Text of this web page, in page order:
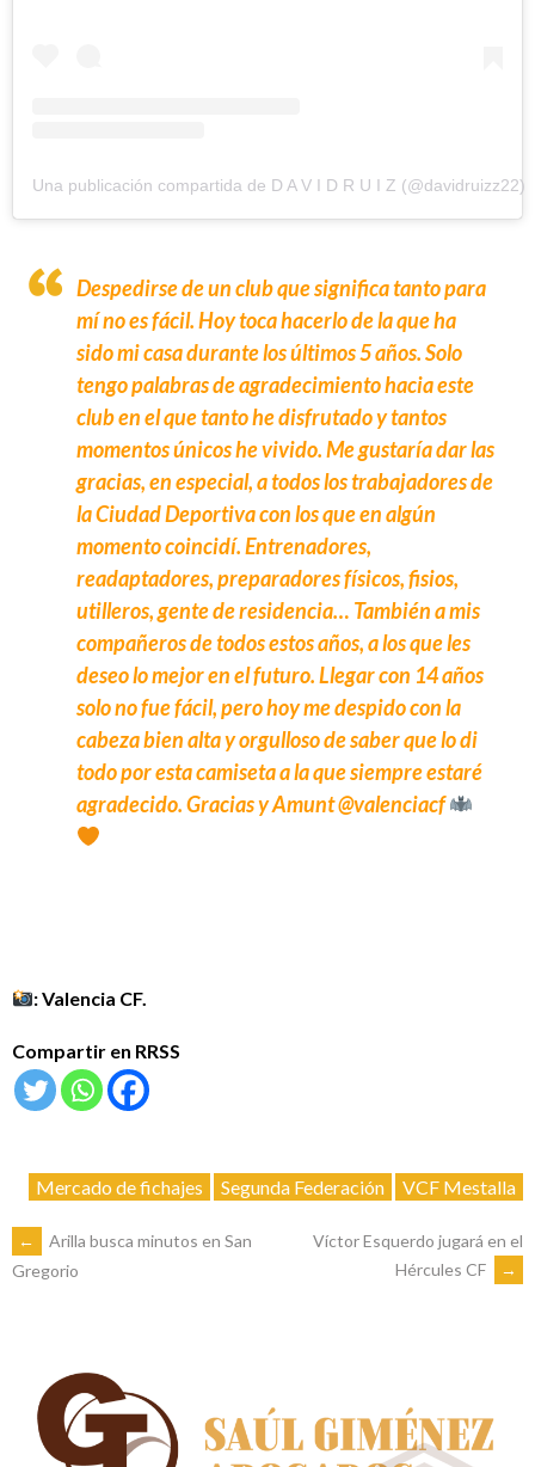
Una publicación compartida de D A V I D R U I Z (@davidruizz22)
Despedirse de un club que significa tanto para
mí no es fácil. Hoy toca hacerlo de la que ha
sido mi casa durante los últimos 5 años. Solo
tengo palabras de agradecimiento hacia este
club en el que tanto he disfrutado y tantos
momentos únicos he vivido. Me gustaría dar las
gracias, en especial, a todos los trabajadores de
la Ciudad Deportiva con los que en algún
momento coincidí. Entrenadores,
readaptadores, preparadores físicos, fisios,
utilleros, gente de residencia… También a mis
compañeros de todos estos años, a los que les
deseo lo mejor en el futuro. Llegar con 14 años
solo no fue fácil, pero hoy me despido con la
cabeza bien alta y orgulloso de saber que lo di
todo por esta camiseta a la que siempre estaré
agradecido. Gracias y Amunt @valenciacf
: Valencia CF.
Compartir en RRSS
Mercado de fichajes Segunda Federación VCF Mestalla
NAVEGACIÓN
ENTRADAS
←
Arilla busca minutos en San
Gregorio
Víctor Esquerdo jugará en el
Hércules CF
→